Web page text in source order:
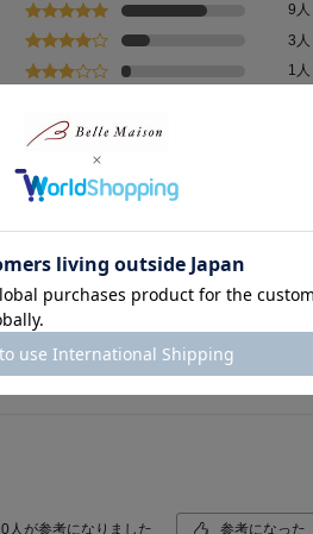
9人
3人
1人
0 人が参考になりました 参考になった